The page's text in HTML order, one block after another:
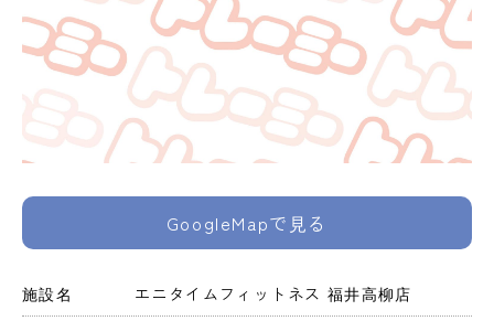
GoogleMapで見る
施設名 エニタイムフィットネス 福井高柳店